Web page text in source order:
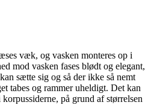
væk, og vasken monteres op i
mod vasken fases blødt og elegant,
sætte sig og så der ikke så nemt
tabes og rammer uheldigt. Det kan
på grund af størrelsen